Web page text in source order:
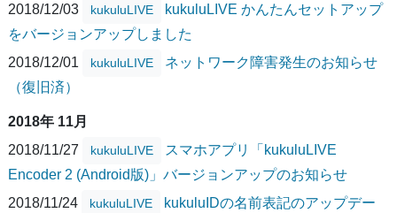
2018/12/03
kukuluLIVE
kukuluLIVE かんたんセットアップ
をバージョンアップしました
2018/12/01
kukuluLIVE
ネットワーク障害発生のお知らせ
（復旧済）
2018年 11月
2018/11/27
kukuluLIVE
スマホアプリ「kukuluLIVE
Encoder 2 (Android版)」バージョンアップのお知らせ
2018/11/24
kukuluLIVE kukuluIDの名前表記のアップデー